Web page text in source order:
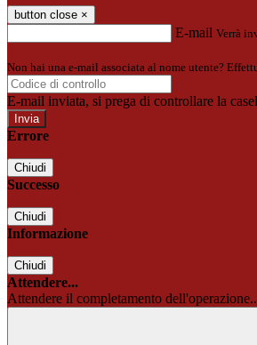
button close ×
E-mail Verrà
Non hai una e-mail associata al nome utente?
E-mail inviata, si prega di controllare la
Errore
Chiudi
Successo
Chiudi
Informazione
Chiudi
Attendere...
Attendere il completamento